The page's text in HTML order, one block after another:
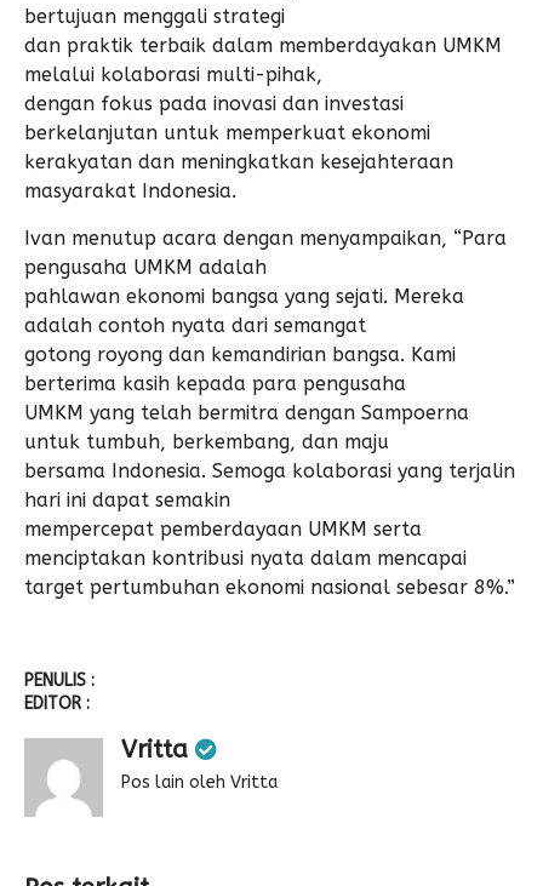
bertujuan menggali strategi
dan praktik terbaik dalam memberdayakan UMKM
melalui kolaborasi multi-pihak,
dengan fokus pada inovasi dan investasi
berkelanjutan untuk memperkuat ekonomi
kerakyatan dan meningkatkan kesejahteraan
masyarakat Indonesia.
Ivan menutup acara dengan menyampaikan, “Para
pengusaha UMKM adalah
pahlawan ekonomi bangsa yang sejati. Mereka
adalah contoh nyata dari semangat
gotong royong dan kemandirian bangsa. Kami
berterima kasih kepada para pengusaha
UMKM yang telah bermitra dengan Sampoerna
untuk tumbuh, berkembang, dan maju
bersama Indonesia. Semoga kolaborasi yang terjalin
hari ini dapat semakin
mempercepat pemberdayaan UMKM serta
menciptakan kontribusi nyata dalam mencapai
target pertumbuhan ekonomi nasional sebesar 8%.”
PENULIS :
EDITOR :
Vritta
Pos lain oleh Vritta